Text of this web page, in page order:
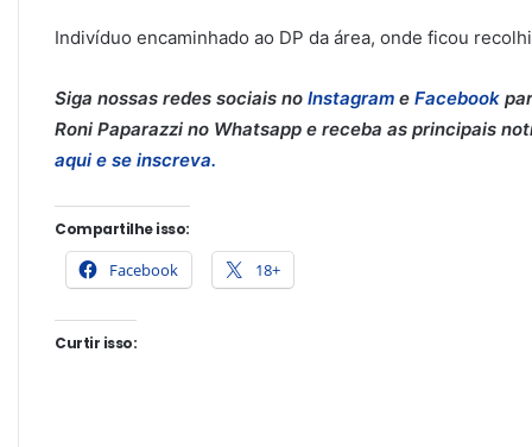
Indivíduo encaminhado ao DP da área, onde ficou
Siga nossas redes sociais no Instagram e Facebook
Roni Paparazzi no Whatsapp e receba as principais
aqui e se inscreva.
Compartilhe isso:
Facebook 18+
Curtir isso: